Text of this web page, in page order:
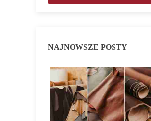
NAJNOWSZE POSTY